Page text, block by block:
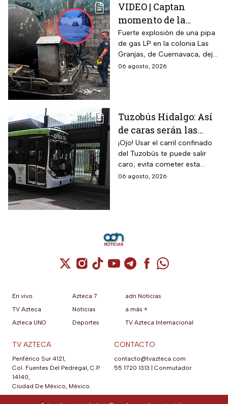
VIDEO | Captan
momento de la
explosión de pipa de
gas en Cuernavaca:
¡Imágenes sensibles!
Fuerte explosión de una pipa
de gas LP en la colonia Las
Granjas, de Cuernavaca, dejó
21 heridos y causó pánico
06 agosto, 2026
Tuzobús Hidalgo: Así
de caras serán las
MULTAS por invadir
el carril confinado a
partir de esta fecha
¡Ojo! Usar el carril confinado
del Tuzobús te puede salir
caro; evita cometer esta
infracción a partir de agosto.
06 agosto, 2026
Cuenta de X / Twitter (se abre en una
Cuenta de Instagram (se abre en una
Cuenta de TikTok (se abre en
Cuenta de YouTube (se abre
Cuenta de Telegram (se
Cuenta de
Cuenta de
En vivo
TV Azteca
Azteca UNO
Azteca 7
Noticias
Deportes
adn Noticias
a más +
TV Azteca Internacional
TV AZTECA
Periférico Sur 4121,
Col. Fuentes Del Pedregal, C.P.
14140,
Ciudad De México, México.
CONTACTO
contacto@tvazteca.com
55 1720 1313
Conmutador